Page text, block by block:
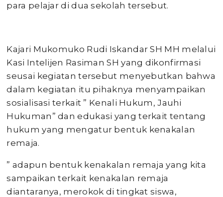
para pelajar di dua sekolah tersebut.
Kajari Mukomuko Rudi Iskandar SH MH melalui
Kasi Intelijen Rasiman SH yang dikonfirmasi
seusai kegiatan tersebut menyebutkan bahwa
dalam kegiatan itu pihaknya menyampaikan
sosialisasi terkait ” Kenali Hukum, Jauhi
Hukuman” dan edukasi yang terkait tentang
hukum yang mengatur bentuk kenakalan
remaja.
” adapun bentuk kenakalan remaja yang kita
sampaikan terkait kenakalan remaja
diantaranya, merokok di tingkat siswa,